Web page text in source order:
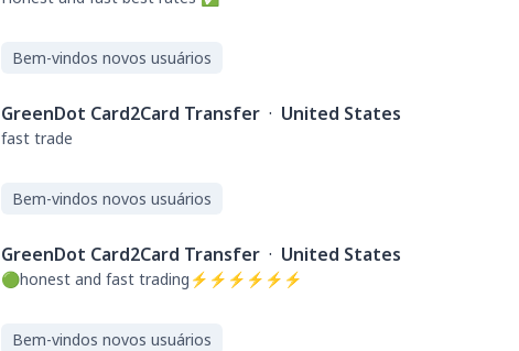
Bem-vindos novos usuários
GreenDot Card2Card Transfer · United States
fast trade
Bem-vindos novos usuários
GreenDot Card2Card Transfer · United States
🟢honest and fast trading⚡⚡⚡⚡⚡⚡
Bem-vindos novos usuários